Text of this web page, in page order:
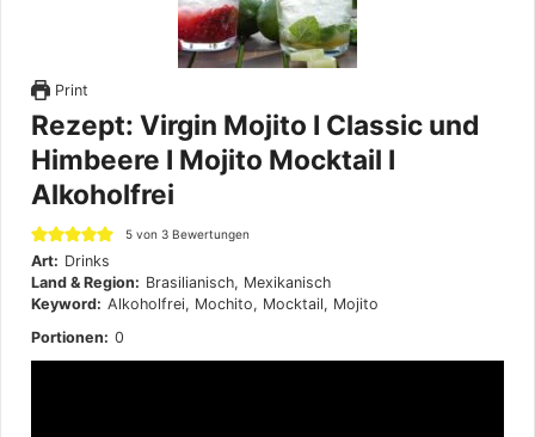
Print
Rezept: Virgin Mojito I Classic und
Himbeere I Mojito Mocktail I
Alkoholfrei
5 von3 Bewertungen
Art: Drinks
Land & Region: Brasilianisch, Mexikanisch
Keyword: Alkoholfrei, Mochito, Mocktail, Mojito
Portionen: 0